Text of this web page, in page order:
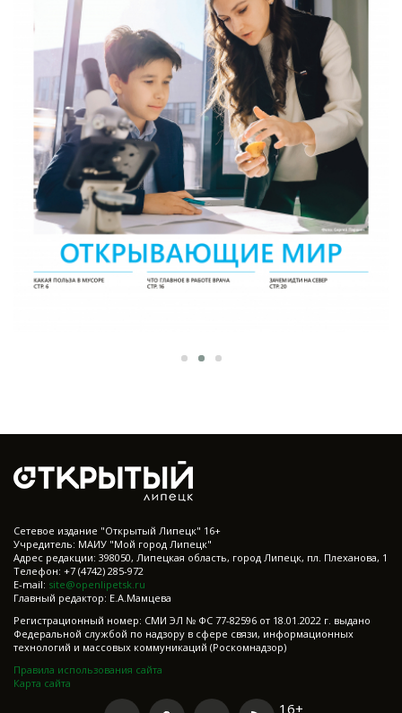
Cетевое издание "Открытый Липецк" 16+
Учредитель: МАИУ "Мой город Липецк"
Адрес редакции: 398050, Липецкая область, город Липецк, пл. Плеханова, 1
Телефон: +7 (4742) 285-972
E-mail: site@openlipetsk.ru
Главный редактор: Е.А.Мамцева
Регистрационный номер: СМИ ЭЛ № ФС 77-82596 от 18.01.2022 г. выдано
Федеральной службой по надзору в сфере связи, информационных
технологий и массовых коммуникаций (Роскомнадзор)
Правила использования сайта
Карта сайта
16+